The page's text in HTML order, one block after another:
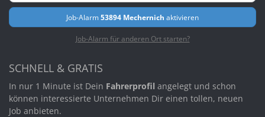
Job-Alarm53894 Mechernich aktivieren
Job-Alarm für anderen Ort starten?
SCHNELL & GRATIS
In nur 1 Minute ist Dein Fahrerprofil angelegt und schon
können interessierte Unternehmen Dir einen tollen, neuen
Job anbieten.